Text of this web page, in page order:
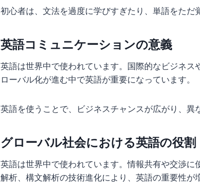
初心者は、文法を過度に学びすぎたり、単語をただ
英語コミュニケーションの意義
英語は世界中で使われています。国際的なビジネ
ローバル化が進む中で英語が重要になっています。
英語を使うことで、ビジネスチャンスが広がり、異
グローバル社会における英語の役割
英語は世界中で使われています。情報共有や交渉
解析、構文解析の技術進化により、英語の重要性が